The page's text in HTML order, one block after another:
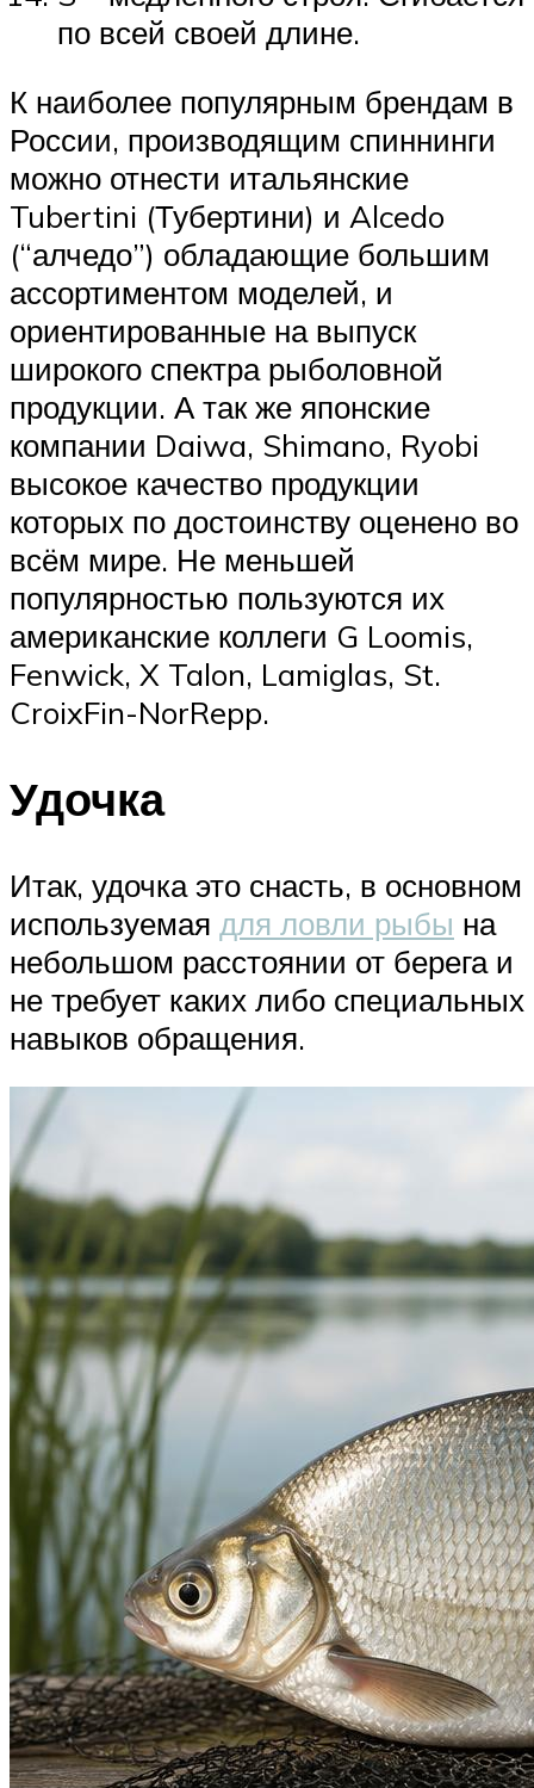
по всей своей длине.
К наиболее популярным брендам в
России, производящим спиннинги
можно отнести итальянские
Tubertini (Тубертини) и Alcedo
(“алчедо”) обладающие большим
ассортиментом моделей, и
ориентированные на выпуск
широкого спектра рыболовной
продукции. А так же японские
компании Daiwa, Shimano, Ryobi
высокое качество продукции
которых по достоинству оценено во
всём мире. Не меньшей
популярностью пользуются их
американские коллеги G Loomis,
Fenwick, X Talon, Lamiglas, St.
CroixFin-NorRepp.
Удочка
Итак, удочка это снасть, в основном
используемая для ловли рыбы на
небольшом расстоянии от берега и
не требует каких либо специальных
навыков обращения.